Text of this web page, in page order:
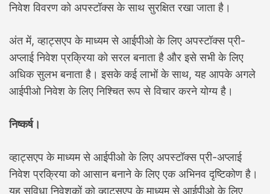
निवेश विवरण को अपस्टॉक्स के साथ सुरक्षित रखा जाता है।
अंत में, व्हाट्सएप के माध्यम से आईपीओ के लिए अपस्टॉक्स प्री-
अप्लाई निवेश प्रक्रिया को सरल बनाता है और इसे सभी के लिए
अधिक सुलभ बनाता है। इसके कई लाभों के साथ, यह आपके अगले
आईपीओ निवेश के लिए निश्चित रूप से विचार करने योग्य है।
निष्कर्ष।
व्हाट्सएप के माध्यम से आईपीओ के लिए अपस्टॉक्स प्री-अप्लाई
निवेश प्रक्रिया को आसान बनाने के लिए एक अभिनव दृष्टिकोण है।
यह सुविधा निवेशकों को व्हाट्सएप के माध्यम से आईपीओ के लिए